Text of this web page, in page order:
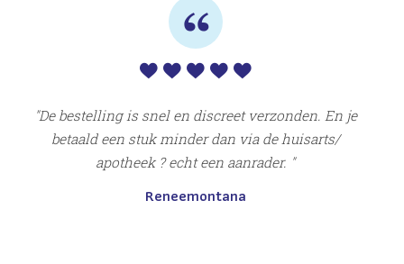
De bestelling is snel en discreet verzonden. En je
betaald een stuk minder dan via de huisarts/
apotheek ? echt een aanrader.
Reneemontana